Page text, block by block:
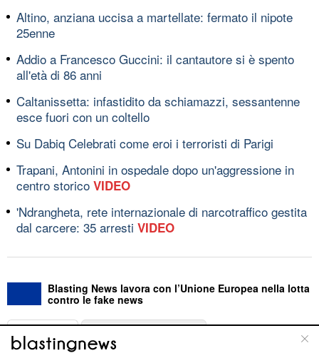
Altino, anziana uccisa a martellate: fermato il nipote
25enne
Addio a Francesco Guccini: il cantautore si è spento
all'età di 86 anni
Caltanissetta: infastidito da schiamazzi, sessantenne
esce fuori con un coltello
Su Dabiq Celebrati come eroi i terroristi di Parigi
Trapani, Antonini in ospedale dopo un'aggressione in
centro storico VIDEO
'Ndrangheta, rete internazionale di narcotraffico gestita
dal carcere: 35 arresti VIDEO
Blasting News lavora con l’Unione Europea nella lotta
contro le fake news
ABOUT